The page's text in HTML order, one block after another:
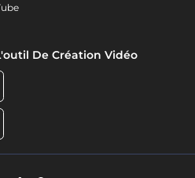
De Création Vidéo